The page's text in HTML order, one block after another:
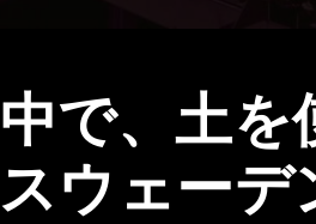
で、土を
ウェーデ